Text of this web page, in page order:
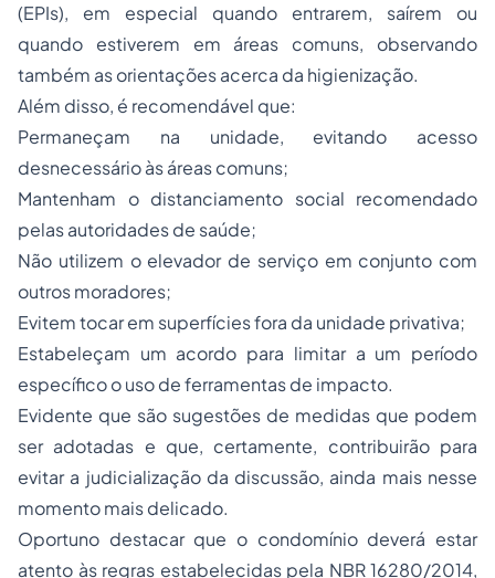
(EPIs), em especial quando entrarem, saírem ou
quando estiverem em áreas comuns, observando
também as orientações acerca da higienização.
Além disso, é recomendável que:
Permaneçam na unidade, evitando acesso
desnecessário às áreas comuns;
Mantenham o distanciamento social recomendado
pelas autoridades de saúde;
Não utilizem o elevador de serviço em conjunto com
outros moradores;
Evitem tocar em superfícies fora da unidade privativa;
Estabeleçam um acordo para limitar a um período
específico o uso de ferramentas de impacto.
Evidente que são sugestões de medidas que podem
ser adotadas e que, certamente, contribuirão para
evitar a judicialização da discussão, ainda mais nesse
momento mais delicado.
Oportuno destacar que o condomínio deverá estar
atento às regras estabelecidas pela NBR 16280/2014,